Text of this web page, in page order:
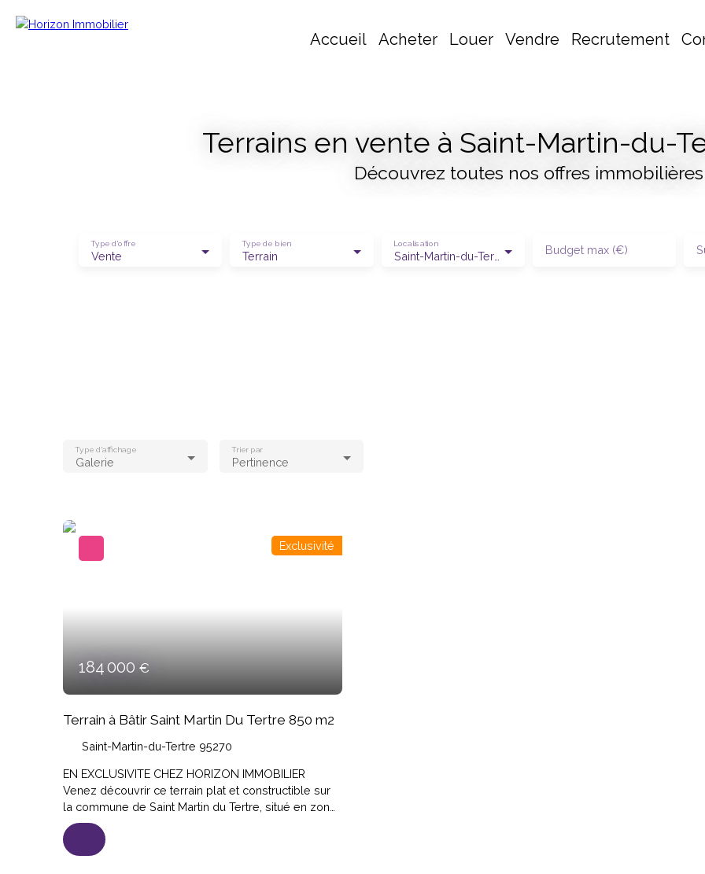
Accueil Acheter Louer Vendre Recrutement
Terrains en vente à Saint-Martin-du-
Découvrez toutes nos offres immobilières
Vente
Type d'offre
Terrain
Type de bien
Saint-Martin-du-Tertre (95270)
Localisation
Budget max (€)
Galerie
Type d'affichage
Pertinence
Trier par
184 000 €
Exclusivité
Terrain à Bâtir Saint Martin Du Tertre 850 m2
Saint-Martin-du-Tertre 95270
EN EXCLUSIVITE CHEZ HORIZON IMMOBILIER
Venez découvrir ce terrain plat et constructible sur
la commune de Saint Martin du Tertre, situé en zone
UB du PLU. Belle emprise au sol et nombreuses
possibilités. Veuillez nous contacter pour plus
d'informations. Les informations concernant l'étude